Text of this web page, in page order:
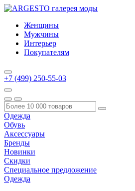
Женщины
Мужчины
Интерьер
Покупателям
+7 (499) 250-55-03
Одежда
Обувь
Аксессуары
Бренды
Новинки
Скидки
Специальное предложение
Одежда